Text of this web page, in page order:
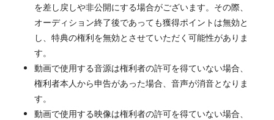
を差し戻しや非公開にする場合がございます。その際、
オーディション終了後であっても獲得ポイントは無効と
し、特典の権利を無効とさせていただく可能性がありま
す。
動画で使用する音源は権利者の許可を得ていない場合、
権利者本人から申告があった場合、音声が消音となりま
す。
動画で使用する映像は権利者の許可を得ていない場合、